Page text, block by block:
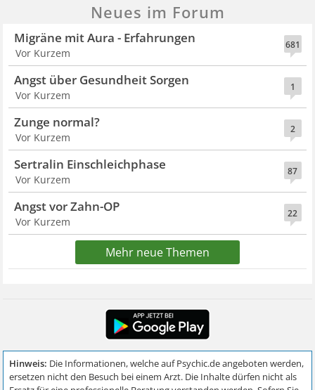
Neues im Forum
681
Migräne mit Aura - Erfahrungen
Vor Kurzem
1
Angst über Gesundheit Sorgen
Vor Kurzem
2
Zunge normal?
Vor Kurzem
87
Sertralin Einschleichphase
Vor Kurzem
22
Angst vor Zahn-OP
Vor Kurzem
Mehr neue Themen